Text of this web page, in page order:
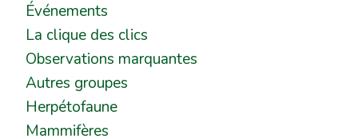
Événements
La clique des clics
Observations marquantes
Autres groupes
Herpétofaune
Mammifères